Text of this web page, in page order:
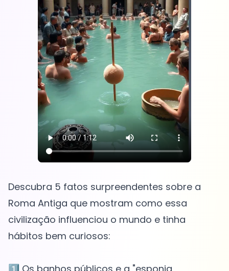
Descubra 5 fatos surpreendentes sobre a
Roma Antiga que mostram como essa
civilização influenciou o mundo e tinha
hábitos bem curiosos: